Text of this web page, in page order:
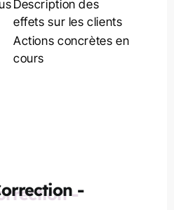
Description des
effets sur les clients
Actions concrètes en
cours
-